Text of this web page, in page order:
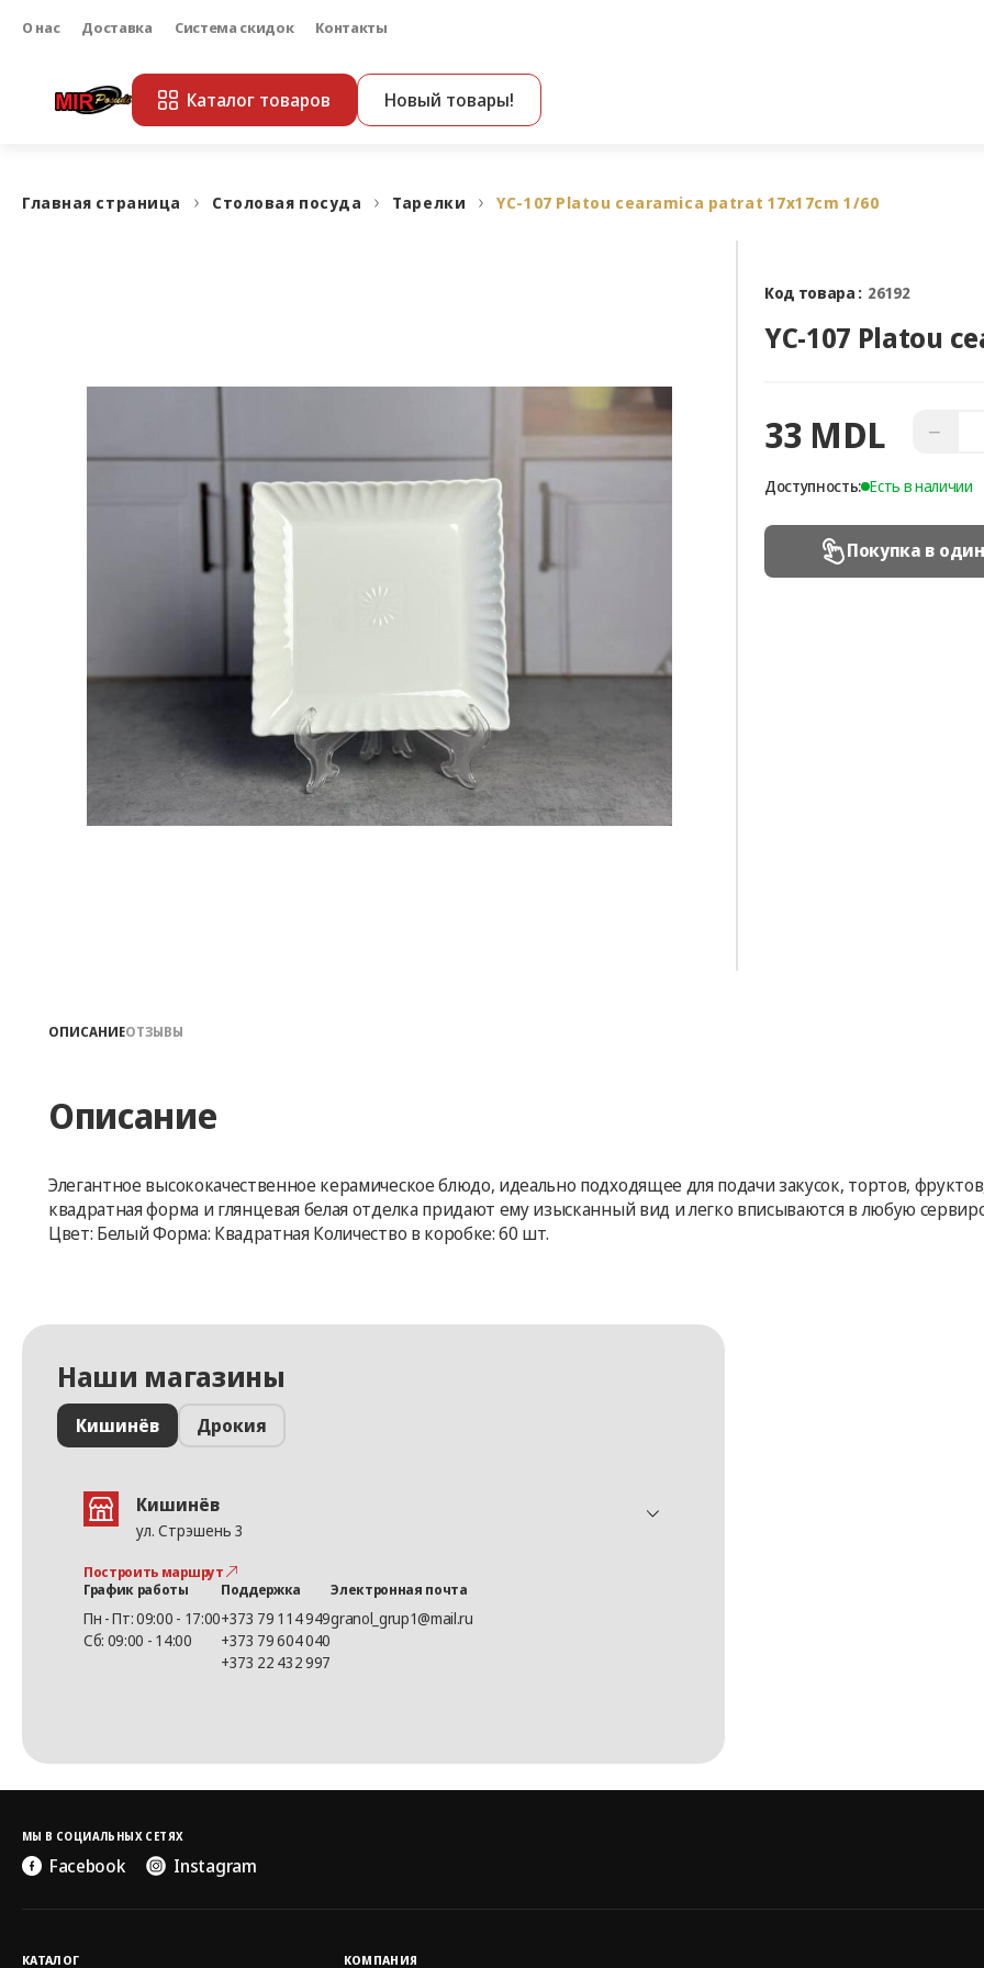
О нас Доставка Система скидок Контакты
Каталог товаров Новый товары!
Главная страница Столовая посуда Тарелки YC-107 Platou cearamica patrat 17x17cm 1/60
Код товара : 26192
YC-107 Platou
33 MDL −
Доступность: Есть в наличии
Покупка в
ОПИСАНИЕОТЗЫВЫ
Описание
Элегантное высококачественное керамическое блюдо, идеально подходящее для подачи закусок, тортов,
квадратная форма и глянцевая белая отделка придают ему изысканный вид и легко вписываются в любую
Цвет: Белый Форма: Квадратная Количество в коробке: 60 шт.
Наши магазины
Кишинёв Дрокия
Кишинёв
ул. Стрэшень 3
Построить маршрут
График работы
Пн - Пт: 09:00 - 17:00
Сб: 09:00 - 14:00
Поддержка
+373 79 114 949
+373 79 604 040
+373 22 432 997
Электронная почта
granol_grup1@mail.ru
МЫ В СОЦИАЛЬНЫХ СЕТЯХ
Facebook Instagram
КАТАЛОГ КОМПАНИЯ